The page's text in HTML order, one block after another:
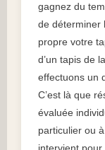
gagnez du
de déterminer
propre votre
d’un tapis de
effectuons un
C’est là que
évaluée
particulier ou